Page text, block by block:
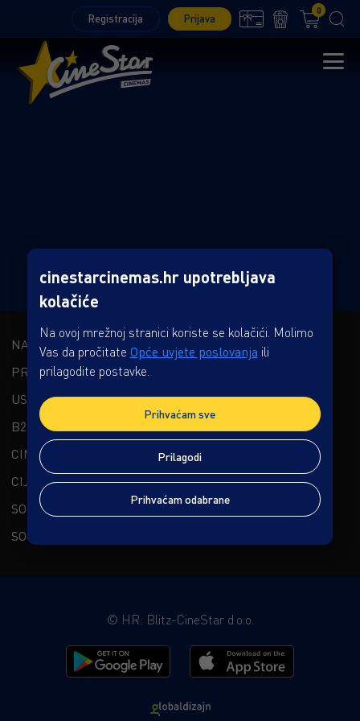
Registracija Prijava
0
NAŠA KOMPANIJA
PREMIUM DOŽIVLJAJ
USLUGE
B2B
CINESTAR CHANNELS
CIJENE I OSTALO
SOCIAL CINESTAR
SOCIAL KAPTOL BOUTIQUE CINEMA
© HR: Blitz-CineStar d.o.o.
cinestarcinemas.hr upotrebljava
kolačiće
Na ovoj mrežnoj stranici koriste se kolačići. Molimo
Vas da pročitate Opće uvjete poslovanja ili
prilagodite postavke.
Prihvaćam odabrane
Prilagodi
Prihvaćam sve